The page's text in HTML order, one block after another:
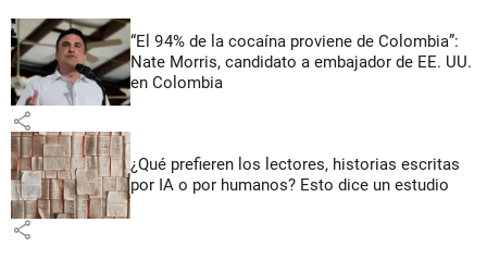
“El 94% de la cocaína proviene de Colombia”:
Nate Morris, candidato a embajador de EE. UU.
en Colombia
share
¿Qué prefieren los lectores, historias escritas
por IA o por humanos? Esto dice un estudio
share